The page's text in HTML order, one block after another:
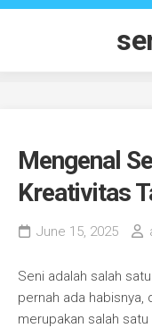
Skip
Mengenal
Kreativitas
June 15, 2025
Seni adalah salah
pernah ada habisnya,
merupakan salah